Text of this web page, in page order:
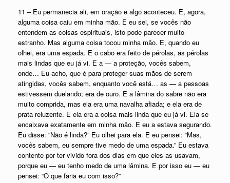
11 – Eu permanecia ali, em oração e algo aconteceu. E, agora,
alguma coisa caiu em minha mão. E eu sei, se vocês não
entendem as coisas espirituais, isto pode parecer muito
estranho. Mas alguma coisa tocou minha mão. E, quando eu
olhei, era uma espada. E o cabo era feito de pérolas, as pérolas
mais lindas que eu já vi. E a — a proteção, vocês sabem,
onde… Eu acho, que é para proteger suas mãos de serem
atingidas, vocês sabem, enquanto você está… as — a pessoas
estivessem duelando; era de ouro. E a lâmina do sabre não era
muito comprida, mas ela era uma navalha afiada; e ela era de
prata reluzente. E ela era a coisa mais linda que eu já vi. Ela se
encaixava exatamente em minha mão. E eu a estava segurando.
Eu disse: “Não é linda?” Eu olhei para ela. E eu pensei: “Mas,
vocês sabem, eu sempre tive medo de uma espada.” Eu estava
contente por ter vivido fora dos dias em que eles as usavam,
porque eu — eu tenho medo de uma lâmina. E por isso eu — eu
pensei: “O que faria eu com isso?”